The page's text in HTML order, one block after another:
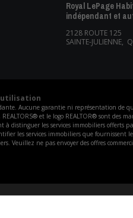
Royal LePage
indépendant et
2128 ROUTE 125
SAINTE-JULIENNE,
Aucune garantie ni représentation de
et le logo REALTOR® sont des
à distinguer les services immobiliers
les services immobiliers que fournissent
Veuillez ne pas envoyer des offres